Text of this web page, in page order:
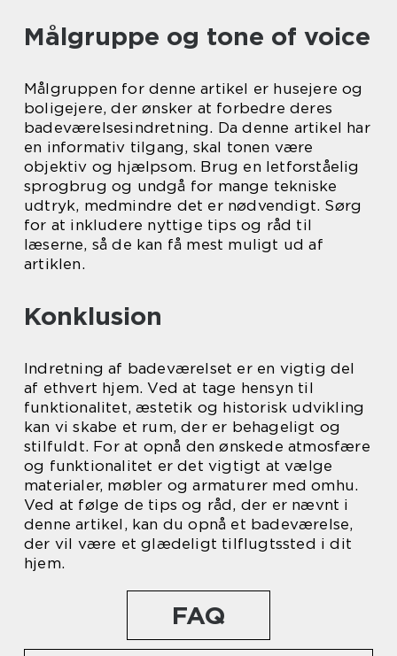
Målgruppe og tone of voice
Målgruppen for denne artikel er husejere og
boligejere, der ønsker at forbedre deres
badeværelsesindretning. Da denne artikel har
en informativ tilgang, skal tonen være
objektiv og hjælpsom. Brug en letforståelig
sprogbrug og undgå for mange tekniske
udtryk, medmindre det er nødvendigt. Sørg
for at inkludere nyttige tips og råd til
læserne, så de kan få mest muligt ud af
artiklen.
Konklusion
Indretning af badeværelset er en vigtig del
af ethvert hjem. Ved at tage hensyn til
funktionalitet, æstetik og historisk udvikling
kan vi skabe et rum, der er behageligt og
stilfuldt. For at opnå den ønskede atmosfære
og funktionalitet er det vigtigt at vælge
materialer, møbler og armaturer med omhu.
Ved at følge de tips og råd, der er nævnt i
denne artikel, kan du opnå et badeværelse,
der vil være et glædeligt tilflugtssted i dit
hjem.
FAQ